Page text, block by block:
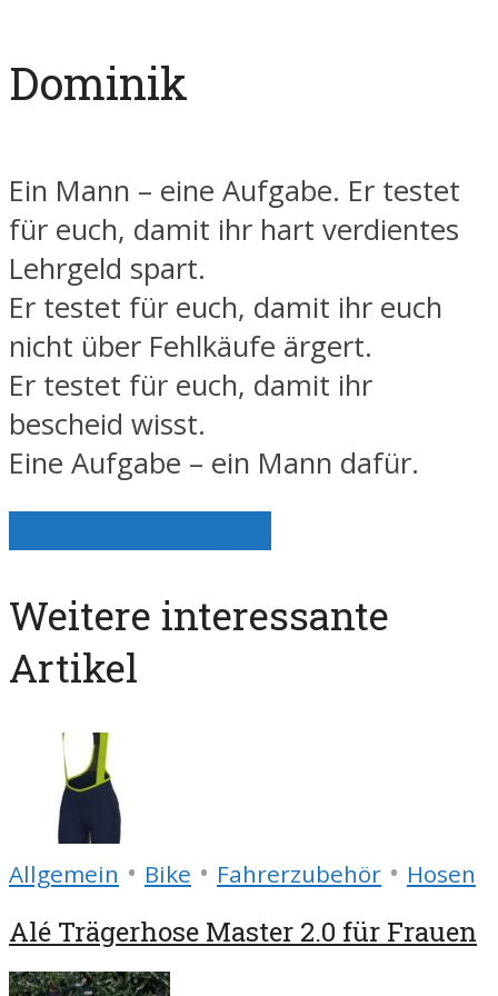
Dominik
Ein Mann – eine Aufgabe. Er testet
für euch, damit ihr hart verdientes
Lehrgeld spart.
Er testet für euch, damit ihr euch
nicht über Fehlkäufe ärgert.
Er testet für euch, damit ihr
bescheid wisst.
Eine Aufgabe – ein Mann dafür.
Weitere interessante
Artikel
Allgemein • Bike • Fahrerzubehör • Hosen
Alé Trägerhose Master 2.0 für Frauen